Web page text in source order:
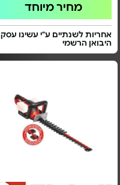
מחיר מיוחד
אחריות לשנתיים ע"י עשינו עסק
היבואן הרשמי